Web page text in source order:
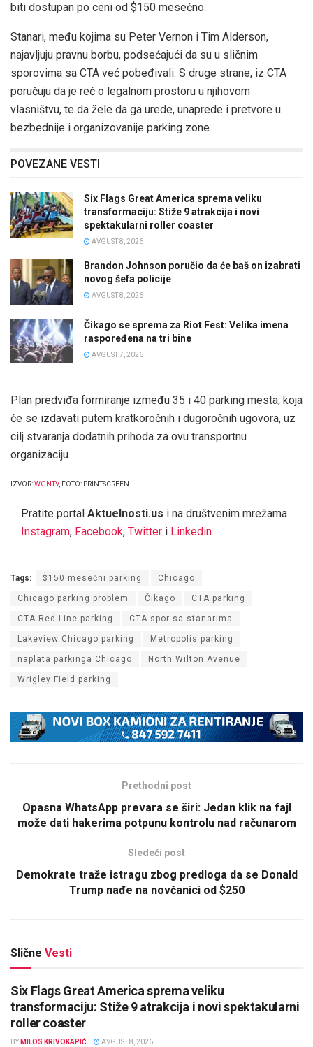
biti dostupan po ceni od $150 mesečno.
Stanari, među kojima su Peter Vernon i Tim Alderson,
najavljuju pravnu borbu, podsećajući da su u sličnim
sporovima sa CTA već pobeđivali. S druge strane, iz CTA
poručuju da je reč o legalnom prostoru u njihovom
vlasništvu, te da žele da ga urede, unaprede i pretvore u
bezbednije i organizovanije parking zone.
POVEZANE VESTI
Six Flags Great America sprema veliku
transformaciju: Stiže 9 atrakcija i novi
spektakularni roller coaster
AVGUST 8, 2026
Brandon Johnson poručio da će baš on izabrati
novog šefa policije
AVGUST 8, 2026
Čikago se sprema za Riot Fest: Velika imena
raspoređena na tri bine
AVGUST 7, 2026
Plan predviđa formiranje između 35 i 40 parking mesta, koja
će se izdavati putem kratkoročnih i dugoročnih ugovora, uz
cilj stvaranja dodatnih prihoda za ovu transportnu
organizaciju.
IZVOR:WGNTV, FOTO: PRINTSCREEN
Pratite portal Aktuelnosti.us i na društvenim mrežama
Instagram, Facebook, Twitter i Linkedin.
Tags: $150 mesečni parking Chicago
Chicago parking problem Čikago CTA parking
CTA Red Line parking CTA spor sa stanarima
Lakeview Chicago parking Metropolis parking
naplata parkinga Chicago North Wilton Avenue
Wrigley Field parking
Prethodni post
Opasna WhatsApp prevara se širi: Jedan klik na fajl
može dati hakerima potpunu kontrolu nad računarom
Sledeći post
Demokrate traže istragu zbog predloga da se Donald
Trump nađe na novčanici od $250
Slične Vesti
Six Flags Great America sprema veliku
transformaciju: Stiže 9 atrakcija i novi spektakularni
roller coaster
BY MILOS KRIVOKAPIĆ AVGUST 8, 2026